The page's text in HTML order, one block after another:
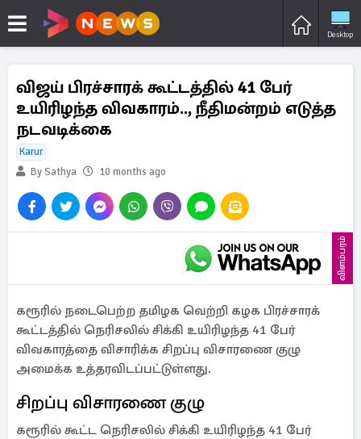
Desktop
விஜய் பிரச்சாரக் கூட்டத்தில் 41 பேர்
உயிரிழந்த விவகாரம்.., நீதிமன்றம் எடுத்த
நடவடிக்கை
Karur
By Sathya
10 months ago
விளம்பரம்
கரூரில் நடைபெற்ற தமிழக வெற்றி கழக பிரச்சாரக்
கூட்டத்தில் நெரிசலில் சிக்கி உயிரிழந்த 41 பேர்
விவகாரத்தை விசாரிக்க சிறப்பு விசாரணை குழு
அமைக்க உத்தரவிடப்பட்டுள்ளது.
சிறப்பு விசாரணை குழு
கரூரில் கூட்ட நெரிசலில் சிக்கி உயிரிழந்த 41 பேர்